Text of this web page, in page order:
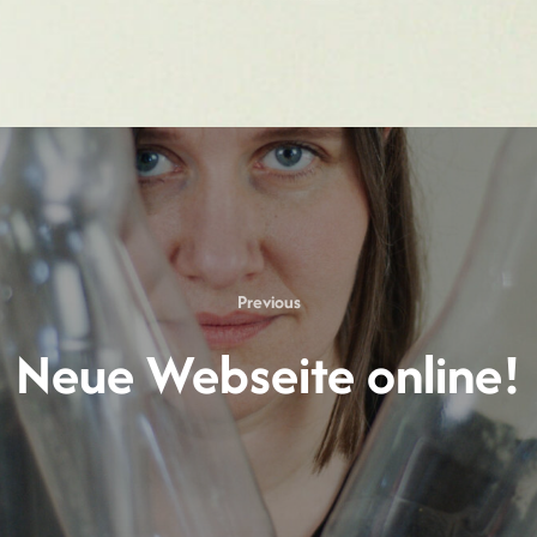
Previous
Previous
Neue Webseite online!